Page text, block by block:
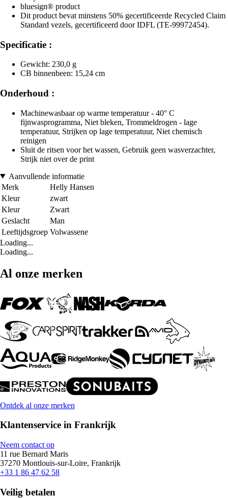
bluesign® product
Dit product bevat minstens 50% gecertificeerde Recycled Claim
Standard vezels, gecertificeerd door IDFL (TE-99972454).
Specificatie :
Gewicht: 230,0 g
CB binnenbeen: 15,24 cm
Onderhoud :
Machinewasbaar op warme temperatuur - 40° C
fijnwasprogramma, Niet bleken, Trommeldrogen - lage
temperatuur, Strijken op lage temperatuur, Niet chemisch
reinigen
Sluit de ritsen voor het wassen, Gebruik geen wasverzachter,
Strijk niet over de print
Aanvullende informatie
Merk
Helly Hansen
Kleur
zwart
Kleur
Zwart
Geslacht
Man
Leeftijdsgroep Volwassene
Loading...
Loading...
Al onze merken
Ontdek al onze merken
Klantenservice in Frankrijk
Neem contact op
11 rue Bernard Maris
37270 Montlouis-sur-Loire, Frankrijk
+33 1 86 47 62 58
Veilig betalen